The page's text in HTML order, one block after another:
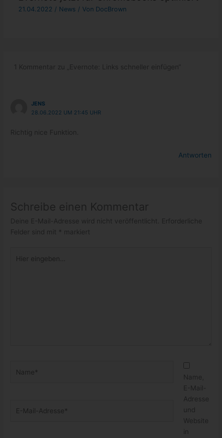
21.04.2022 / News / Von DocBrown
1 Kommentar zu „Evernote: Links schneller einfügen“
JENS
28.06.2022 UM 21:45 UHR
Richtig nice Funktion.
Antworten
Schreibe einen Kommentar
Deine E-Mail-Adresse wird nicht veröffentlicht.
Erforderliche
Felder sind mit
* markiert
eingeben…
Mail-
Name,
E-Mail-
Adresse
und
Website
in